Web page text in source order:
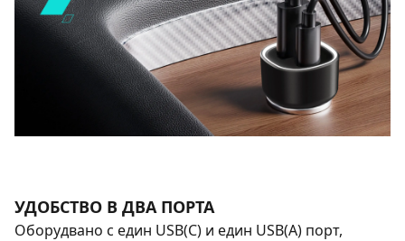
УДОБСТВО В ДВА ПОРТА
Оборудвано с един USB(C) и един USB(A) порт,